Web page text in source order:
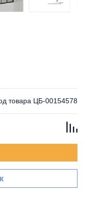
товара ЦБ-00154578